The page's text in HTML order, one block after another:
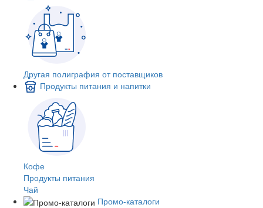
Другая полиграфия от поставщиков
Продукты питания и напитки
Кофе
Продукты питания
Чай
Промо-каталоги